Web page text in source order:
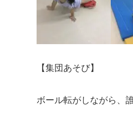
【集団あそび】
ボール転がしながら、